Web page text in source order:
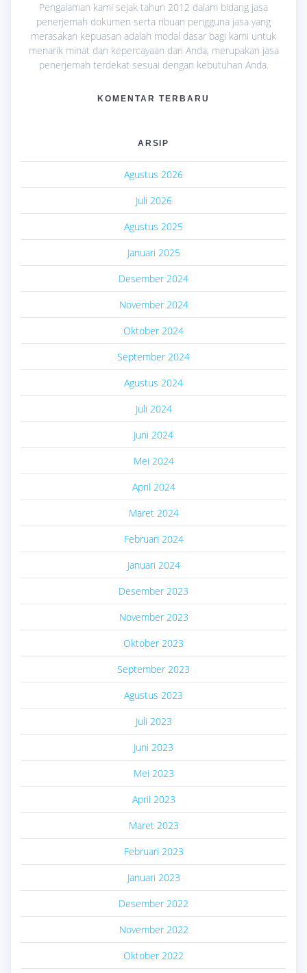
Pengalaman kami sejak tahun 2012 dalam bidang jasa
penerjemah dokumen serta ribuan pengguna jasa yang
merasakan kepuasan adalah modal dasar bagi kami untuk
menarik minat dan kepercayaan dari Anda, merupakan jasa
penerjemah terdekat sesuai dengan kebutuhan Anda.
KOMENTAR TERBARU
ARSIP
Agustus 2026
Juli 2026
Agustus 2025
Januari 2025
Desember 2024
November 2024
Oktober 2024
September 2024
Agustus 2024
Juli 2024
Juni 2024
Mei 2024
April 2024
Maret 2024
Februari 2024
Januari 2024
Desember 2023
November 2023
Oktober 2023
September 2023
Agustus 2023
Juli 2023
Juni 2023
Mei 2023
April 2023
Maret 2023
Februari 2023
Januari 2023
Desember 2022
November 2022
Oktober 2022